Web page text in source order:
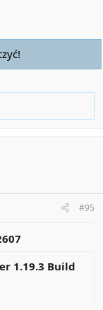
#95
1.19.3 Build